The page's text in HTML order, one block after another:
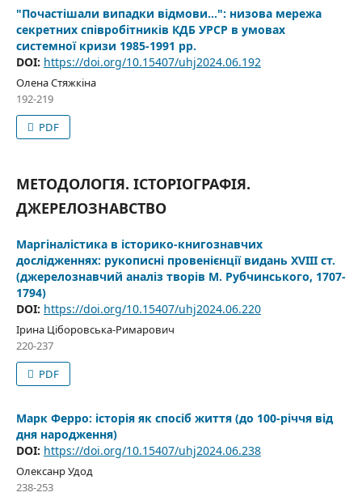
"Почастішали випадки відмови…": низова мережа
секретних співробітників КДБ УРСР в умовах
системної кризи 1985-1991 рр.
DOI: https://doi.org/10.15407/uhj2024.06.192
Олена Стяжкіна
192-219
PDF
МЕТОДОЛОГІЯ. ІСТОРІОГРАФІЯ.
ДЖЕРЕЛОЗНАВСТВО
Маргіналістика в історико-книгознавчих
дослідженнях: рукописні провенієнції видань XVIII ст.
(джерелознавчий аналіз творів М. Рубчинського, 1707-
1794)
DOI: https://doi.org/10.15407/uhj2024.06.220
Ірина Ціборовська-Римарович
220-237
PDF
Марк Ферро: історія як спосіб життя (до 100-річчя від
дня народження)
DOI: https://doi.org/10.15407/uhj2024.06.238
Олексанр Удод
238-253